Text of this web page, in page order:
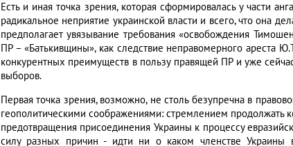
Есть и иная точка зрения, которая сформировалась у части
радикальное неприятие украинской власти и всего, что она
предполагает увязывание требования «освобождения
ПР – «Батькивщины», как следствие неправомерного ареста
конкурентных преимуществ в пользу правящей ПР и уже
выборов.
Первая точка зрения, возможно, не столь безупречна в
геополитическими соображениями: стремлением продолжать
предотвращения присоединения Украины к процессу
силу разных причин - идти ни о каком членстве